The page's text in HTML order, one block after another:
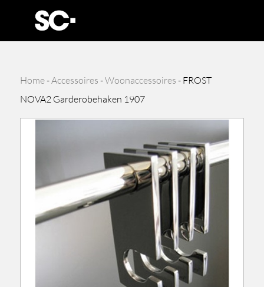
Home-Accessoires -Woonaccessoires - FROST
NOVA2 Garderobehaken 1907